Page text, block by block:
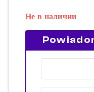
Не в наличии